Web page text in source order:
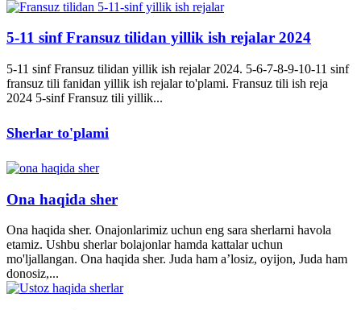
5-11 sinf Fransuz tilidan yillik ish rejalar 2024
5-11 sinf Fransuz tilidan yillik ish rejalar 2024. 5-6-7-8-9-10-11 sinf
fransuz tili fanidan yillik ish rejalar to'plami. Fransuz tili ish reja
2024 5-sinf Fransuz tili yillik...
Sherlar to'plami
Ona haqida sher
Ona haqida sher. Onajonlarimiz uchun eng sara sherlarni havola
etamiz. Ushbu sherlar bolajonlar hamda kattalar uchun
mo'ljallangan. Ona haqida sher. Juda ham a’losiz, oyijon, Juda ham
donosiz,...